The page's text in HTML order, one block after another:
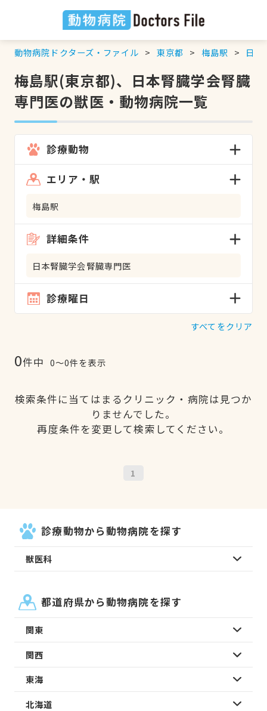
動物病院ドクターズ・ファイル 東京都 梅島駅 日本
梅島駅(東京都)、日本腎臓学会腎臓
専門医の獣医・動物病院一覧
診療動物
エリア・駅
梅島駅
詳細条件
日本腎臓学会腎臓専門医
診療曜日
すべてをクリア
0件中 0〜0件を表示
検索条件に当てはまるクリニック・病院は見つか
りませんでした。
再度条件を変更して検索してください。
1
診療動物から動物病院を探す
獣医科
都道府県から動物病院を探す
関東
関西
東海
北海道